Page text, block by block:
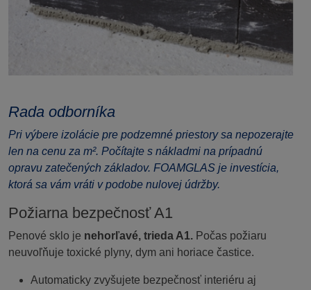
Rada odborníka
Pri výbere izolácie pre podzemné priestory sa nepozerajte
len na cenu za m². Počítajte s nákladmi na prípadnú
opravu zatečených základov. FOAMGLAS je investícia,
ktorá sa vám vráti v podobe nulovej údržby.
Požiarna bezpečnosť A1
Penové sklo je nehorľavé, trieda A1. Počas požiaru
neuvoľňuje toxické plyny, dym ani horiace častice.
Automaticky zvyšujete bezpečnosť interiéru aj